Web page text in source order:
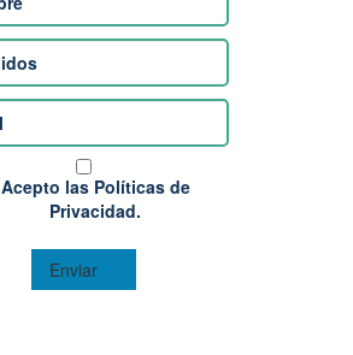
Acepto las Políticas de
Privacidad.
Enviar